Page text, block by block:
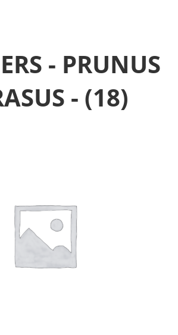
- PRUNUS
- (18)